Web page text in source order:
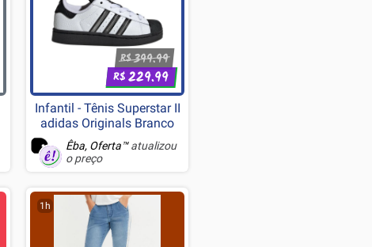
R$399.99
R$229.99
Infantil - Tênis Superstar II
adidas Originals Branco
Êba, Oferta™atualizou
o preço
1h